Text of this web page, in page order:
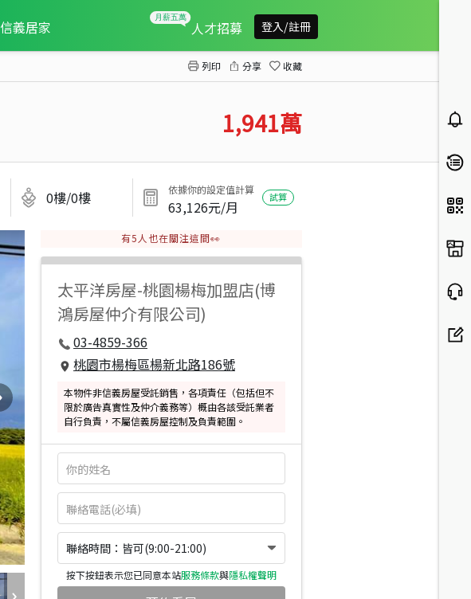
信義居家 人才招募 登入/註冊
列印 分享 收藏
1,941萬
0樓/0樓 依據你的設定值計算
63,126元/月
試算
有5 人也在關注這間👀
太平洋房屋-桃園楊梅加盟店(博
鴻房屋仲介有限公司)
03-4859-366
桃園市楊梅區楊新北路186號
本物件非信義房屋受託銷售，各項責任（包括但不
限於廣告真實性及仲介義務等）概由各該受託業者
自行負責，不屬信義房屋控制及負責範圍。
聯絡時間：皆可(9:00-21:00)
按下按鈕表示您已同意本站服務條款與隱私權聲明